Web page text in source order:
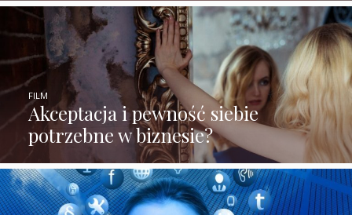
Akceptacja i pewność siebie
potrzebne w biznesie?
FILM